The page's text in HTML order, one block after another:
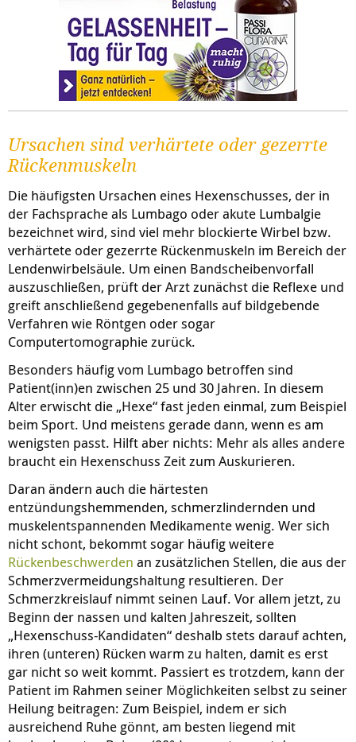
Ursachen sind verhärtete oder gezerrte
Rückenmuskeln
Die häufigsten Ursachen eines Hexenschusses, der in
der Fachsprache als Lumbago oder akute Lumbalgie
bezeichnet wird, sind viel mehr blockierte Wirbel bzw.
verhärtete oder gezerrte Rückenmuskeln im Bereich der
Lendenwirbelsäule. Um einen Bandscheibenvorfall
auszuschließen, prüft der Arzt zunächst die Reflexe und
greift anschließend gegebenenfalls auf bildgebende
Verfahren wie Röntgen oder sogar
Computertomographie zurück.
Besonders häufig vom Lumbago betroffen sind
Patient(inn)en zwischen 25 und 30 Jahren. In diesem
Alter erwischt die „Hexe“ fast jeden einmal, zum Beispiel
beim Sport. Und meistens gerade dann, wenn es am
wenigsten passt. Hilft aber nichts: Mehr als alles andere
braucht ein Hexenschuss Zeit zum Auskurieren.
Daran ändern auch die härtesten
entzündungshemmenden, schmerzlindernden und
muskelentspannenden Medikamente wenig. Wer sich
nicht schont, bekommt sogar häufig weitere
Rückenbeschwerden an zusätzlichen Stellen, die aus der
Schmerzvermeidungshaltung resultieren. Der
Schmerzkreislauf nimmt seinen Lauf. Vor allem jetzt, zu
Beginn der nassen und kalten Jahreszeit, sollten
„Hexenschuss-Kandidaten“ deshalb stets darauf achten,
ihren (unteren) Rücken warm zu halten, damit es erst
gar nicht so weit kommt. Passiert es trotzdem, kann der
Patient im Rahmen seiner Möglichkeiten selbst zu seiner
Heilung beitragen: Zum Beispiel, indem er sich
ausreichend Ruhe gönnt, am besten liegend mit